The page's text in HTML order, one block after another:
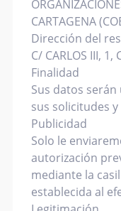
CARTAGENA
Dirección del
C/ CARLOS III, 1,
Finalidad
Sus datos
sus solicitudes
Publicidad
Solo le
autorización
mediante la
establecida al